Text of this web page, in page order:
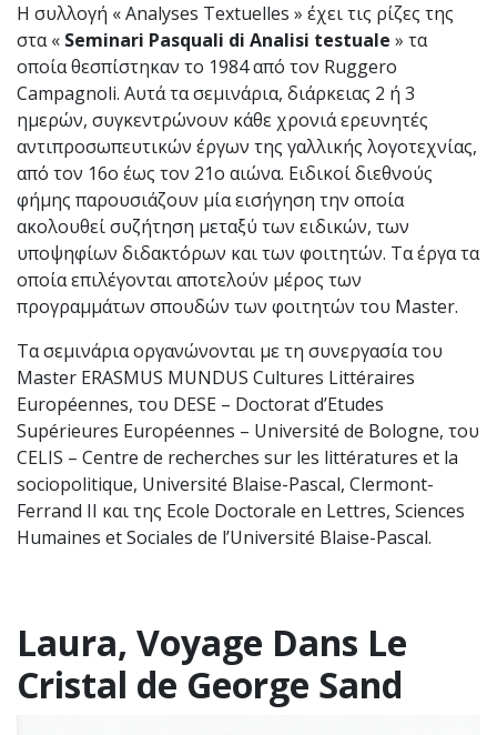
Η συλλογή « Analyses Textuelles » έχει τις ρίζες της
στα « Seminari Pasquali di Analisi testuale » τα
οποία θεσπίστηκαν το 1984 από τον Ruggero
Campagnoli. Αυτά τα σεμινάρια, διάρκειας 2 ή 3
ημερών, συγκεντρώνουν κάθε χρονιά ερευνητές
αντιπροσωπευτικών έργων της γαλλικής λογοτεχνίας,
από τον 16ο έως τον 21ο αιώνα. Ειδικοί διεθνούς
φήμης παρουσιάζουν μία εισήγηση την οποία
ακολουθεί συζήτηση μεταξύ των ειδικών, των
υποψηφίων διδακτόρων και των φοιτητών. Τα έργα τα
οποία επιλέγονται αποτελούν μέρος των
προγραμμάτων σπουδών των φοιτητών του Master.
Τα σεμινάρια οργανώνονται με τη συνεργασία του
Master ERASMUS MUNDUS Cultures Littéraires
Européennes, του DESE – Doctorat d’Etudes
Supérieures Européennes – Université de Bologne, του
CELIS – Centre de recherches sur les littératures et la
sociopolitique, Université Blaise-Pascal, Clermont-
Ferrand II και της Ecole Doctorale en Lettres, Sciences
Humaines et Sociales de l’Université Blaise-Pascal.
Laura, Voyage Dans Le
Cristal de George Sand